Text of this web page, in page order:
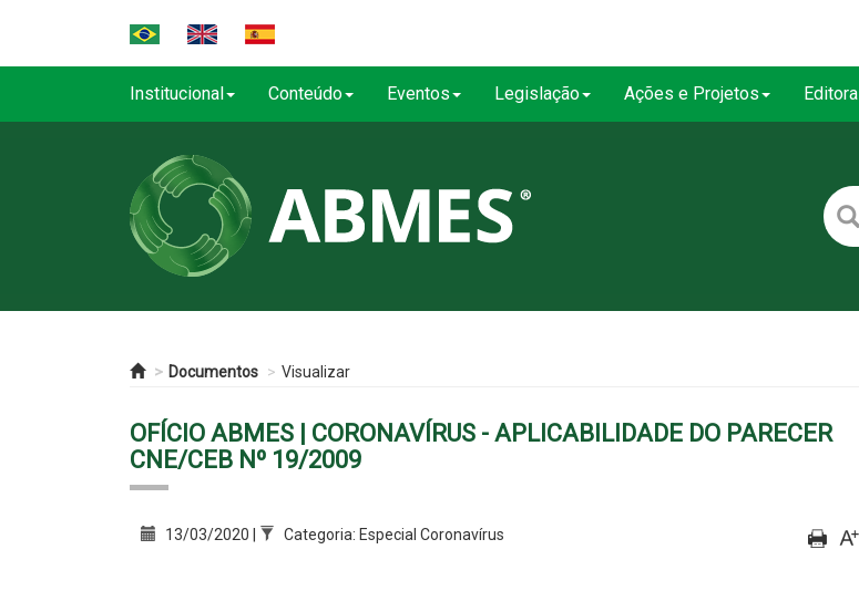
Institucional Conteúdo Eventos Legislação Ações e Projetos Editora
Documentos Visualizar
OFÍCIO ABMES | CORONAVÍRUS - APLICABILIDADE DO PARECER
CNE/CEB Nº 19/2009
13/03/2020 | Categoria: Especial Coronavírus